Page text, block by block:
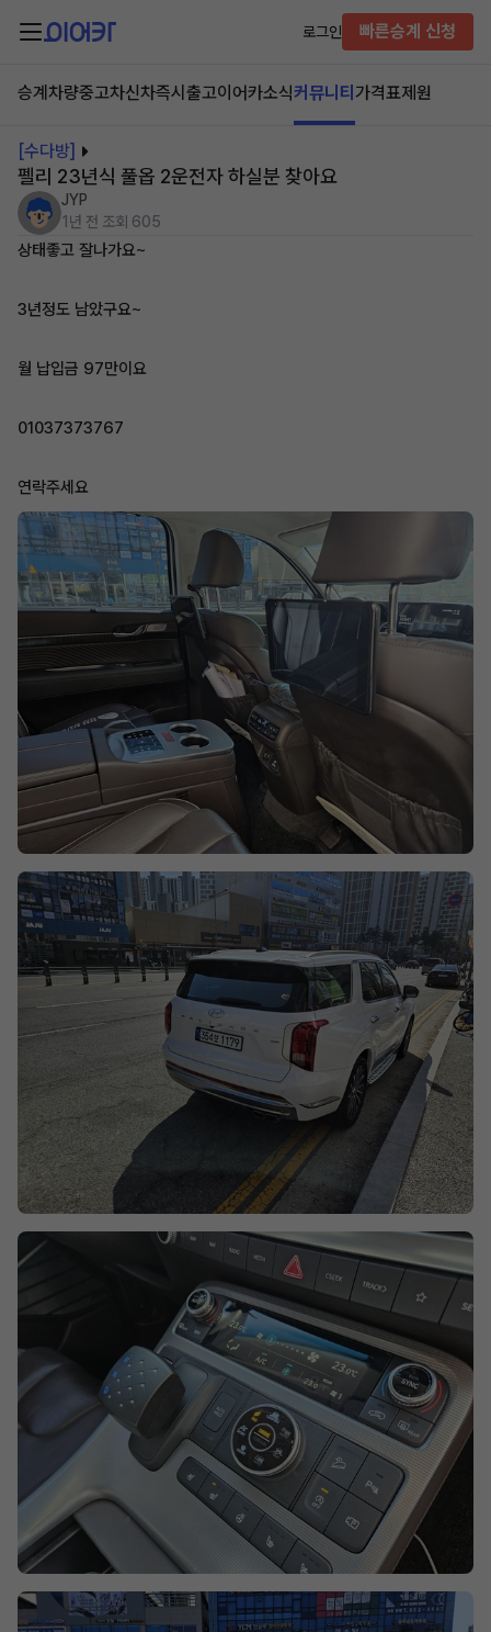
로그인 빠른승계 신청
승계차량중고차신차즉시출고이어카소식커뮤니티 가격표제원
[수다방]
펠리 23년식 풀옵 2운전자 하실분 찾아요
JYP
1년 전 조회 605
상태좋고 잘나가요~
3년정도 남았구요~
월 납입금 97만이요
01037373767
연락주세요